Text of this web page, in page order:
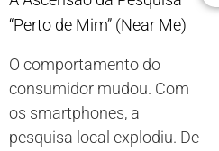
“Perto de Mim” (Near Me)
O comportamento do
consumidor mudou. Com
os smartphones, a
pesquisa local explodiu. De